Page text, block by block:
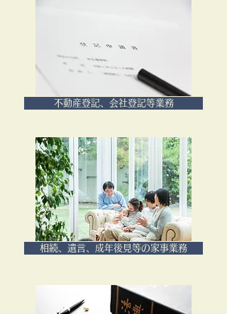
不動産登記、会社登記等業務
相続、遺言、成年後見等の家事業務